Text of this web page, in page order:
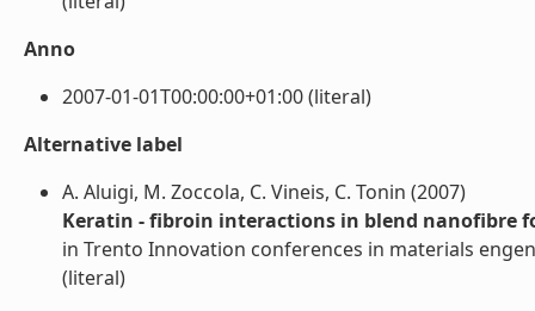
Anno
2007-01-01T00:00:00+01:00 (literal)
Alternative label
A. Aluigi, M. Zoccola, C. Vineis, C. Tonin (2007)
Keratin - fibroin interactions in blend nanofibre
in Trento Innovation conferences in materials
(literal)